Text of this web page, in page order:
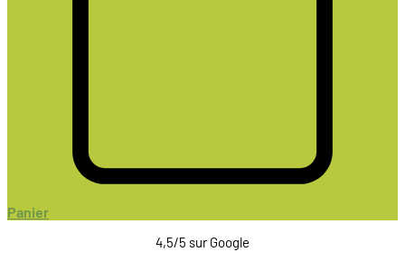
Panier
4,5/5 sur Google